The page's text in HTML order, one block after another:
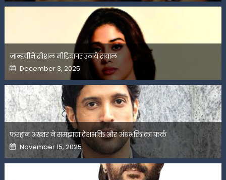
जान्हवीने सोशल मीडियापर उठाये सवाल
Posted
on
December 3, 2025
फरहान अख्तर ने समझाया देशभक्ति और अंधभक्ति का फर्क
Posted
on
November 15, 2025